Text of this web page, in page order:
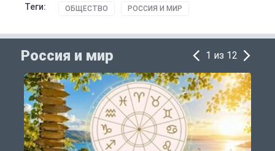
Теги: ОБЩЕСТВО РОССИЯ И МИР
Россия и мир 1 из 12